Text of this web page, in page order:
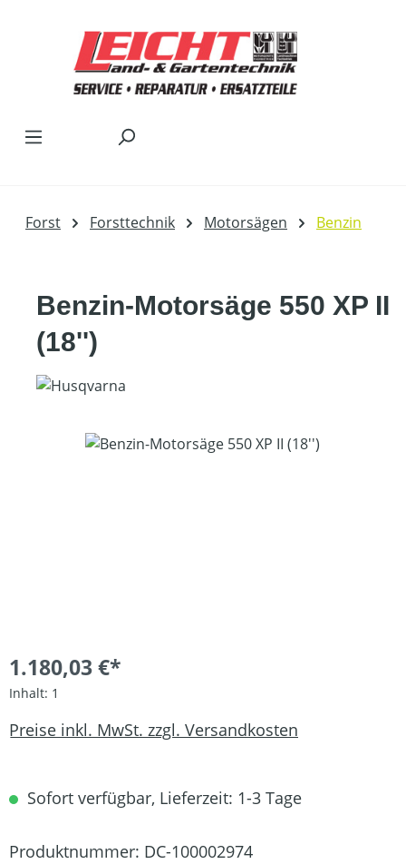
Forst Forsttechnik Motorsägen Benzin
Benzin-Motorsäge 550 XP II
(18'')
Bildergalerie überspringen
1.180,03 €*
Inhalt: 1
Preise inkl. MwSt. zzgl. Versandkosten
Sofort verfügbar, Lieferzeit: 1-3 Tage
Produktnummer: DC-100002974